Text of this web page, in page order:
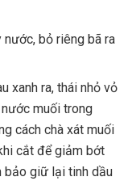
bỏ riêng bã ra
xanh ra, thái nhỏ vỏ
muối trong
cách chà xát muối
cắt để giảm bớt
bảo giữ lại tinh dầu